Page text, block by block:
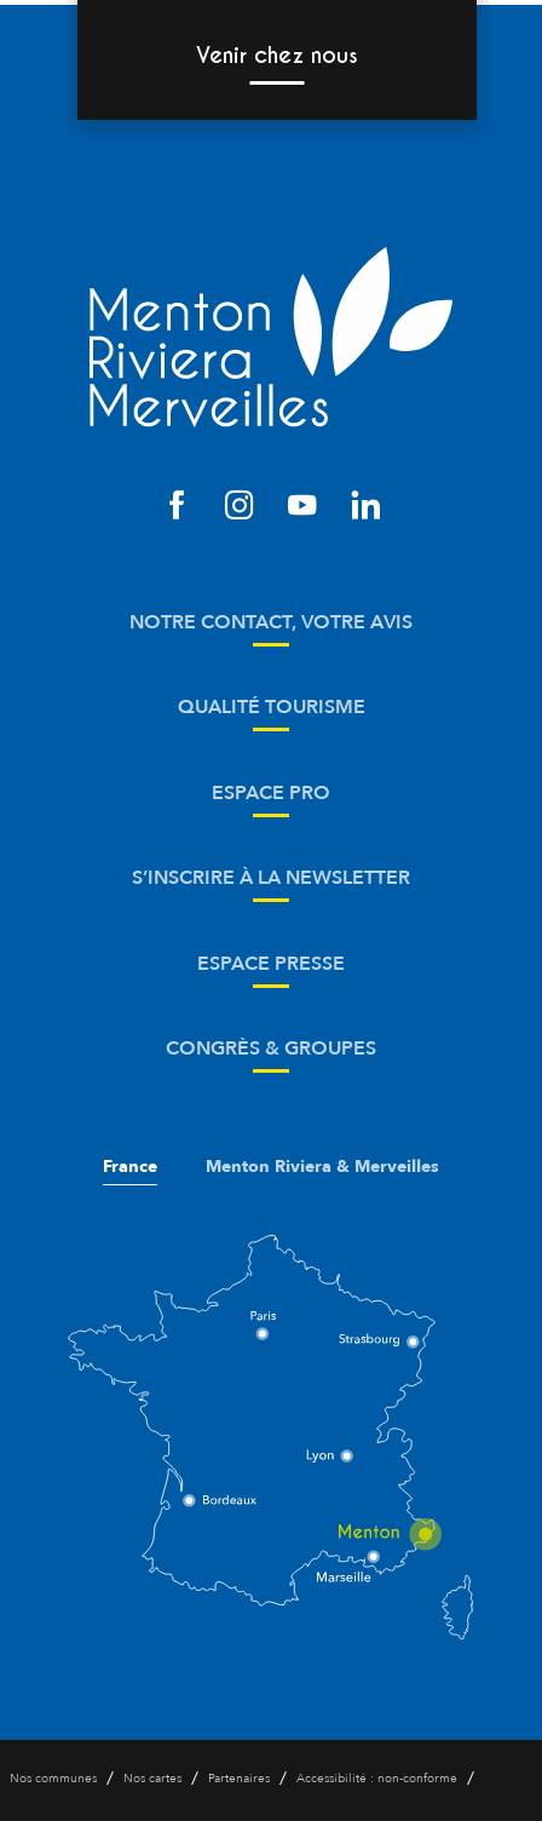
Venir chez nous
NOTRE CONTACT, VOTRE AVIS
QUALITÉ TOURISME
ESPACE PRO
S’INSCRIRE À LA NEWSLETTER
ESPACE PRESSE
CONGRÈS & GROUPES
France Menton Riviera & Merveilles
Nos communes / Nos cartes / Partenaires / Accessibilité : non-conforme /